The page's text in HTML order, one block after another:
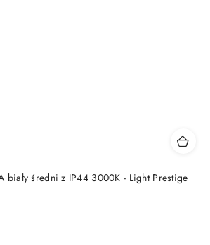
biały średni z IP44 3000K - Light Prestige